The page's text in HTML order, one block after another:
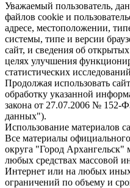
Уважаемый пользователь,
файлов cookie и
адресе, местоположении,
системы, типе и версии
сайт, и сведения об
целях улучшения
статистических
Продолжая использовать
обработку указанной
закона от 27.07.2006 № 152-
данных").
Использование материалов
Все материалы
округа "Город Архангельск"
любых средствах массовой
Интернет или на любых
ограничений по объему и